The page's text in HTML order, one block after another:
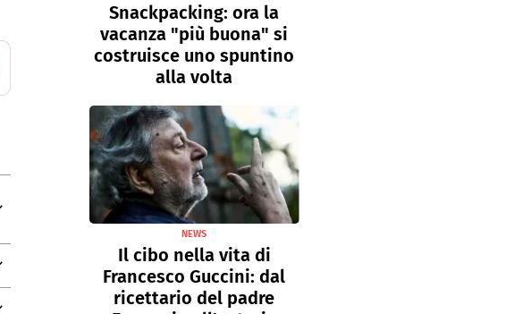
Snackpacking: ora la
vacanza "più buona" si
costruisce uno spuntino
alla volta
NEWS
Il cibo nella vita di
Francesco Guccini: dal
ricettario del padre